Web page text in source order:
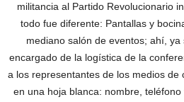
militancia al Partido Revolucionario
todo fue diferente: Pantallas y
mediano salón de eventos; ahí, ya
encargado de la logística de la
a los representantes de los medios de
en una hoja blanca: nombre,